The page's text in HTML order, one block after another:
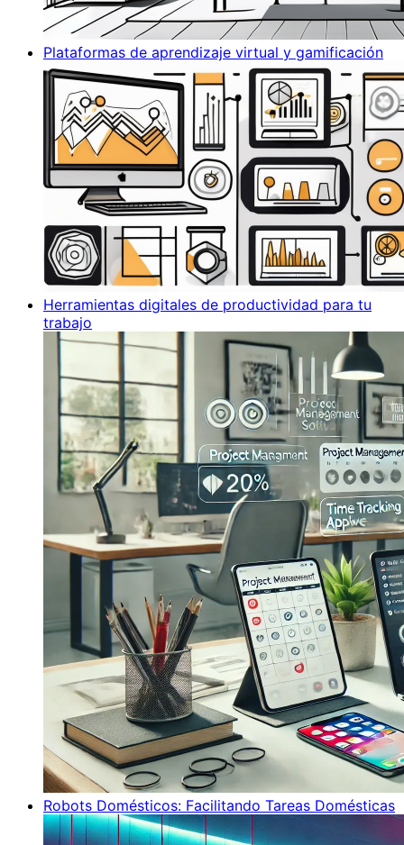
Plataformas de aprendizaje virtual y gamificación
Herramientas digitales de productividad para tu
trabajo
Robots Domésticos: Facilitando Tareas Domésticas